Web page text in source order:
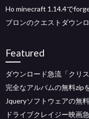
Ho minecraft 1.14.4で
ブロンのクエストダウン
Featured
ダウンロード急流「クリ
完全なアルバムの無料zip
Jqueryソフトウェアの無
ドライブクレイジー映画